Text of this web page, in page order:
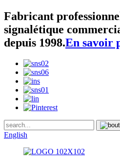
Fabricant
signalétique
depuis 1998.En savoir
English